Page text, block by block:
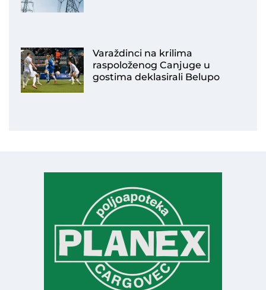
Varaždinci na krilima
raspoloženog Canjuge u
gostima deklasirali Belupo